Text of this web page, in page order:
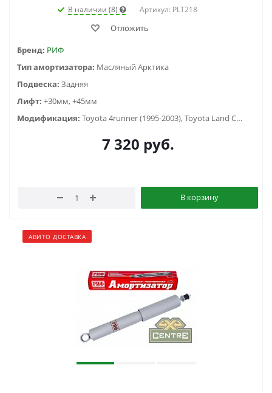
В наличии (8) Артикул: PLT218
Отложить
Бренд: РИФ
Тип амортизатора: Масляный Арктика
Подвеска: Задняя
Лифт: +30мм, +45мм
Модификация:
Toyota 4runner (1995-2003), Toyota Land Cruiser Prado 90/95 (1996-2002)
7 320 руб.
В корзину
АВИТО ДОСТАВКА